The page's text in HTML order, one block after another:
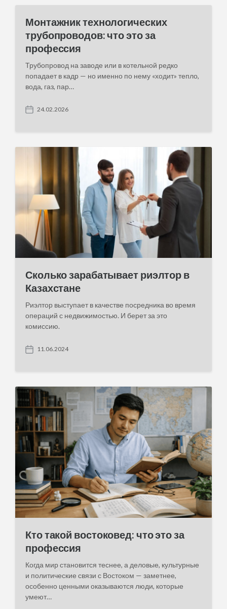
a
t
e
Монтажник технологических
трубопроводов: что это за
профессия
Трубопровод на заводе или в котельной редко
попадает в кадр — но именно по нему «ходит» тепло,
вода, газ, пар…
P
24.02.2026
Сколько зарабатывает риэлтор в
Казахстане
Риэлтор выступает в качестве посредника во время
операций с недвижимостью. И берет за это
комиссию.
P
d
a
t
e
11.06.2024
Кто такой востоковед: что это за
профессия
Когда мир становится теснее, а деловые, культурные
и политические связи с Востоком — заметнее,
особенно ценными оказываются люди, которые
умеют…